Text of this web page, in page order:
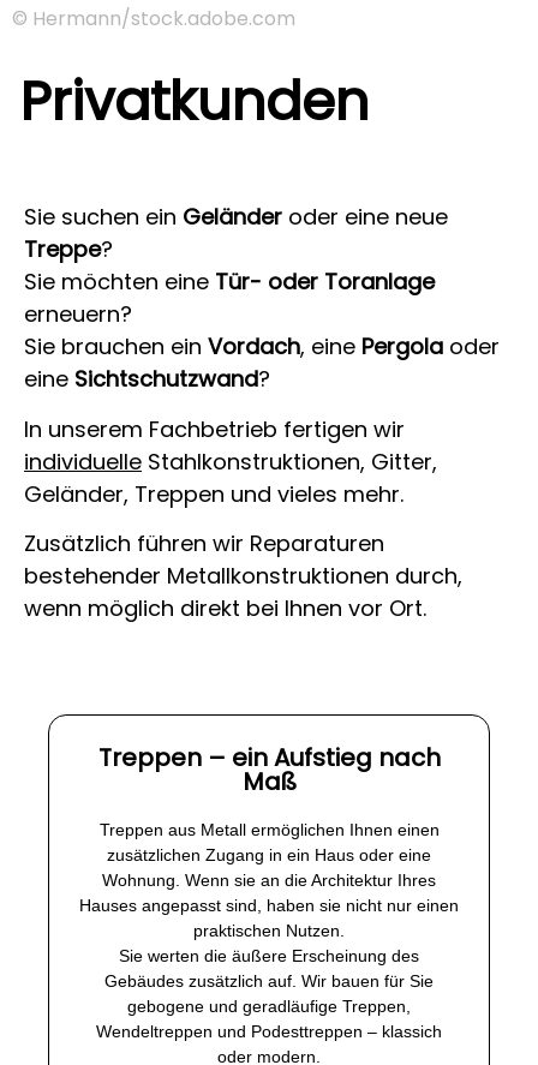
© Hermann/stock.adobe.com
Privatkunden
Sie suchen ein Geländer oder eine neue
Treppe?
Sie möchten eine Tür- oder Toranlage
erneuern?
Sie brauchen ein Vordach, eine Pergola oder
eine Sichtschutzwand?
In unserem Fachbetrieb fertigen wir
individuelle Stahlkonstruktionen, Gitter,
Geländer, Treppen und vieles mehr.
Zusätzlich führen wir Reparaturen
bestehender Metallkonstruktionen durch,
wenn möglich direkt bei Ihnen vor Ort.
Treppen – ein Aufstieg nach
Maß
Treppen aus Metall ermöglichen Ihnen einen
zusätzlichen Zugang in ein Haus oder eine
Wohnung. Wenn sie an die Architektur Ihres
Hauses angepasst sind, haben sie nicht nur einen
praktischen Nutzen.
Sie werten die äußere Erscheinung des
Gebäudes zusätzlich auf. Wir bauen für Sie
gebogene und geradläufige Treppen,
Wendeltreppen und Podesttreppen – klassich
oder modern.